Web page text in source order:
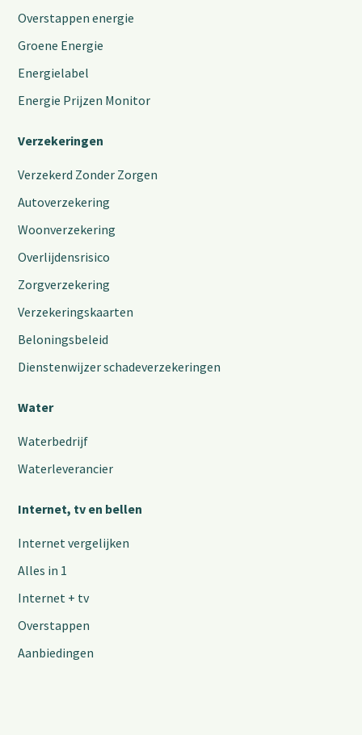
Overstappen energie
Groene Energie
Energielabel
Energie Prijzen Monitor
Verzekeringen
Verzekerd Zonder Zorgen
Autoverzekering
Woonverzekering
Overlijdensrisico
Zorgverzekering
Verzekeringskaarten
Beloningsbeleid
Dienstenwijzer schadeverzekeringen
Water
Waterbedrijf
Waterleverancier
Internet, tv en bellen
Internet vergelijken
Alles in 1
Internet + tv
Overstappen
Aanbiedingen